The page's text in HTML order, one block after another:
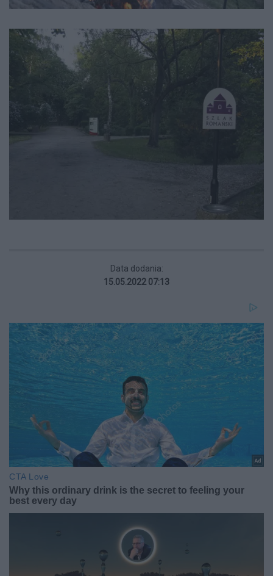
Data dodania:
15.05.2022 07:13